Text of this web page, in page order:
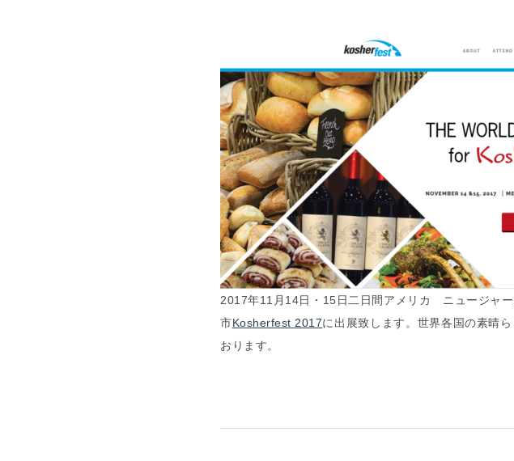
2017年11月14日・15日二日間アメリカ ニュージャ
市Kosherfest 2017に出展致します。世界各国の素晴
おります。